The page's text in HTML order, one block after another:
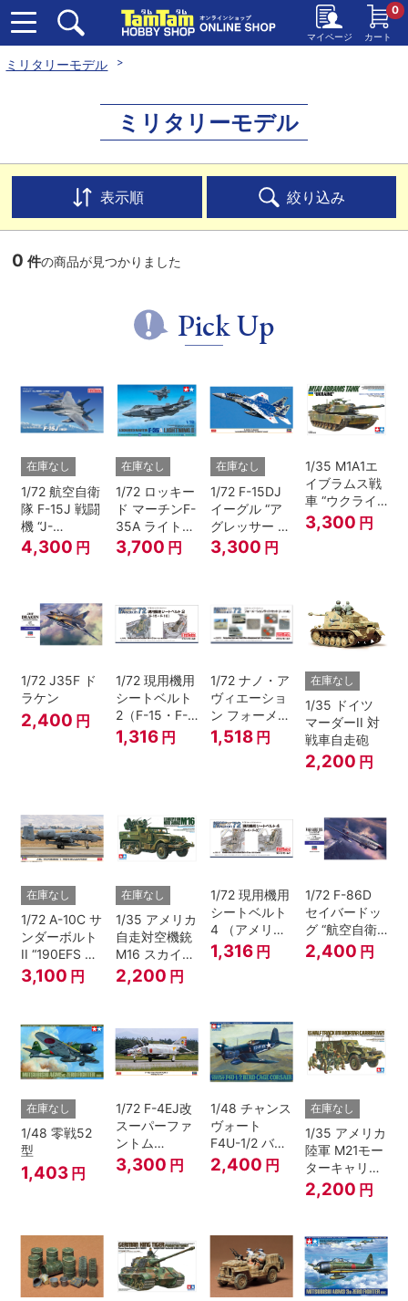
マイページ カート
0
ミリタリーモデル
ミリタリーモデル
表示順 絞り込み
0 件の商品が見つかりました
Pick Up
在庫なし
1/72 航空自衛
隊 F-15J 戦闘
機 “J-
MSIP”(近代化
改修機)
4,300 円
在庫なし
1/72 ロッキー
ド マーチンF-
35A ライトニ
ングII
3,700 円
在庫なし
1/72 F-15DJ
イーグル “ア
グレッサー デ
ジタル迷彩”
3,300 円
1/35 M1A1エ
イブラムス戦
車 “ウクライ
ナ軍”【スケー
ル限定】
3,300 円
1/72 J35F ド
ラケン
2,400 円
1/72 現用機用
シートベルト
2（F-15・F-
16）
1,316 円
1/72 ナノ・ア
ヴィエーショ
ン フォーメー
ションライト
（F-15用）
1,518 円
在庫なし
1/35 ドイツ
マーダーII 対
戦車自走砲
2,200 円
在庫なし
1/72 A-10C サ
ンダーボルト
II “190EFS ス
カルバンガー
ズ”
3,100 円
在庫なし
1/35 アメリカ
自走対空機銃
M16 スカイク
リーナー
2,200 円
1/72 現用機用
シートベルト
4 （アメリカ
海/空軍 F-4・
F-8ほか）
1,316 円
1/72 F-86D
セイバードッ
グ “航空自衛
隊”
2,400 円
在庫なし
1/48 零戦52
型
1,403 円
1/72 F-4EJ改
スーパーファ
ントム
“306SQ 379
号機”
3,300 円
1/48 チャンス
ヴォート
F4U-1/2 バー
ドケージ コル
セア
2,400 円
在庫なし
1/35 アメリカ
陸軍 M21モー
ターキャリヤ
ー
2,200 円